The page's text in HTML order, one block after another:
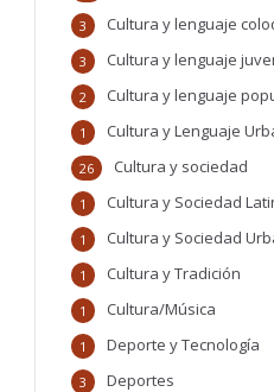
Cultura y lenguaje
3
Cultura y lenguaje
3
Cultura y lenguaje
2
Cultura y Lenguaje
1
Cultura y sociedad
26
Cultura y Sociedad
1
Cultura y Sociedad
1
Cultura y Tradición
1
Cultura/Música
1
Deporte y Tecnología
1
Deportes
3